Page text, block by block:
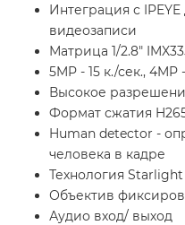
Интеграция с
видеозаписи
Матрица 1/2.8"
5MP - 15 к./сек., 4MP
Высокое
Формат сжатия
Human detector -
человека в кадре
Технология
Объектив
Аудио вход/ выход